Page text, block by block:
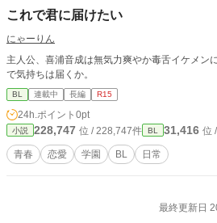
これで君に届けたい
にゃーりん
主人公、喜浦音成は無気力爽やか毒舌イケメン
で気持ちは届くか。
BL 連載中 長編 R15
24h.ポイント 0pt
小説 228,747 位 / 228,747件 BL 31,416 位
青春 恋愛 学園 BL 日常
最終更新日